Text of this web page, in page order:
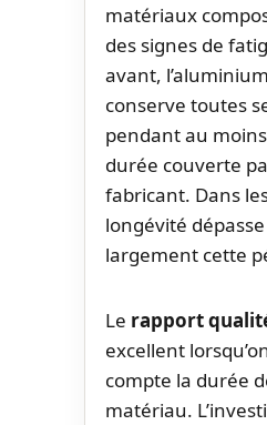
matériaux
des signes de
avant,
conserve toutes
pendant au
durée couverte
fabricant. Dans
longévité
largement cette
Le rapport
excellent
compte la durée
matériau.